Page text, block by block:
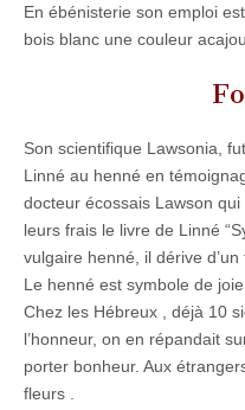
En ébénisterie son emploi
bois blanc une couleur acajou.
Son scientifique Lawsonia,
Linné au henné en
docteur écossais Lawson
leurs frais le livre de Linné
vulgaire henné, il dérive d’un
Le henné est symbole de
Chez les Hébreux , déjà 10
l’honneur, on en répandait
porter bonheur. Aux
fleurs .